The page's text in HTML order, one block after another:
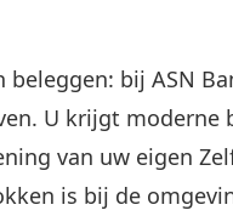
beleggen: bij ASN
U krijgt moderne
van uw eigen
is bij de